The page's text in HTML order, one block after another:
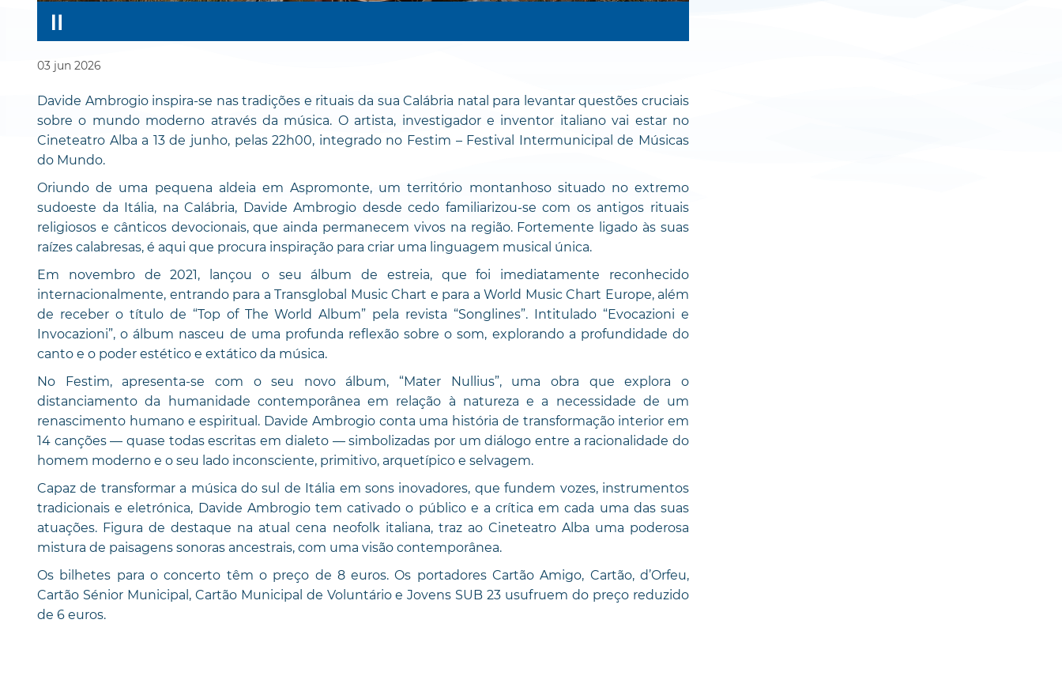
03 jun 2026
Davide Ambrogio inspira-se nas tradições e rituais da sua Calábria natal para levantar questões cruciais
sobre o mundo moderno através da música. O artista, investigador e inventor italiano vai estar no
Cineteatro Alba a 13 de junho, pelas 22h00, integrado no Festim – Festival Intermunicipal de Músicas
do Mundo.
Oriundo de uma pequena aldeia em Aspromonte, um território montanhoso situado no extremo
sudoeste da Itália, na Calábria, Davide Ambrogio desde cedo familiarizou-se com os antigos rituais
religiosos e cânticos devocionais, que ainda permanecem vivos na região. Fortemente ligado às suas
raízes calabresas, é aqui que procura inspiração para criar uma linguagem musical única.
Em novembro de 2021, lançou o seu álbum de estreia, que foi imediatamente reconhecido
internacionalmente, entrando para a Transglobal Music Chart e para a World Music Chart Europe, além
de receber o título de “Top of The World Album” pela revista “Songlines”. Intitulado “Evocazioni e
Invocazioni”, o álbum nasceu de uma profunda reflexão sobre o som, explorando a profundidade do
canto e o poder estético e extático da música.
No Festim, apresenta-se com o seu novo álbum, “Mater Nullius”, uma obra que explora o
distanciamento da humanidade contemporânea em relação à natureza e a necessidade de um
renascimento humano e espiritual. Davide Ambrogio conta uma história de transformação interior em
14 canções — quase todas escritas em dialeto — simbolizadas por um diálogo entre a racionalidade do
homem moderno e o seu lado inconsciente, primitivo, arquetípico e selvagem.
Capaz de transformar a música do sul de Itália em sons inovadores, que fundem vozes, instrumentos
tradicionais e eletrónica, Davide Ambrogio tem cativado o público e a crítica em cada uma das suas
atuações. Figura de destaque na atual cena neofolk italiana, traz ao Cineteatro Alba uma poderosa
mistura de paisagens sonoras ancestrais, com uma visão contemporânea.
Os bilhetes para o concerto têm o preço de 8 euros. Os portadores Cartão Amigo, Cartão, d’Orfeu,
Cartão Sénior Municipal, Cartão Municipal de Voluntário e Jovens SUB 23 usufruem do preço reduzido
de 6 euros.